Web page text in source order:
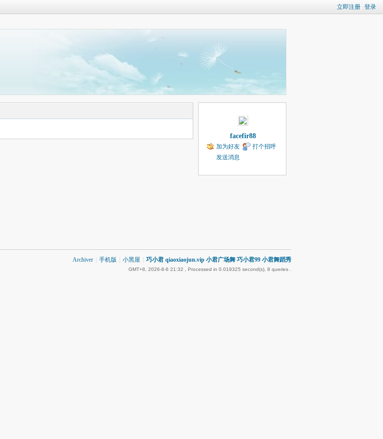
立即注册 登录
facefir88
加为好友
打个招呼
发送消息
Archiver 手机版 小黑屋 巧小君 qiaoxiaojun.vip 小君广场舞 巧小君99 小君舞蹈秀
GMT+8, 2026-8-6 21:32 , Processed in 0.019325 second(s), 8 queries .